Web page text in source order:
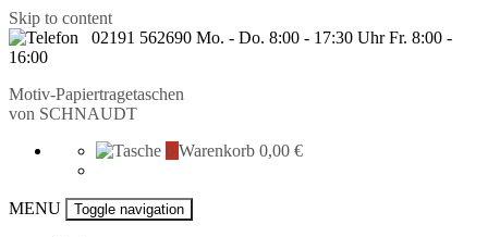
Skip to content
02191 562690 Mo. - Do. 8:00 - 17:30 Uhr Fr. 8:00 -
16:00
Motiv-Papiertragetaschen
von SCHNAUDT
0 Warenkorb 0,00 €
MENU Toggle navigation